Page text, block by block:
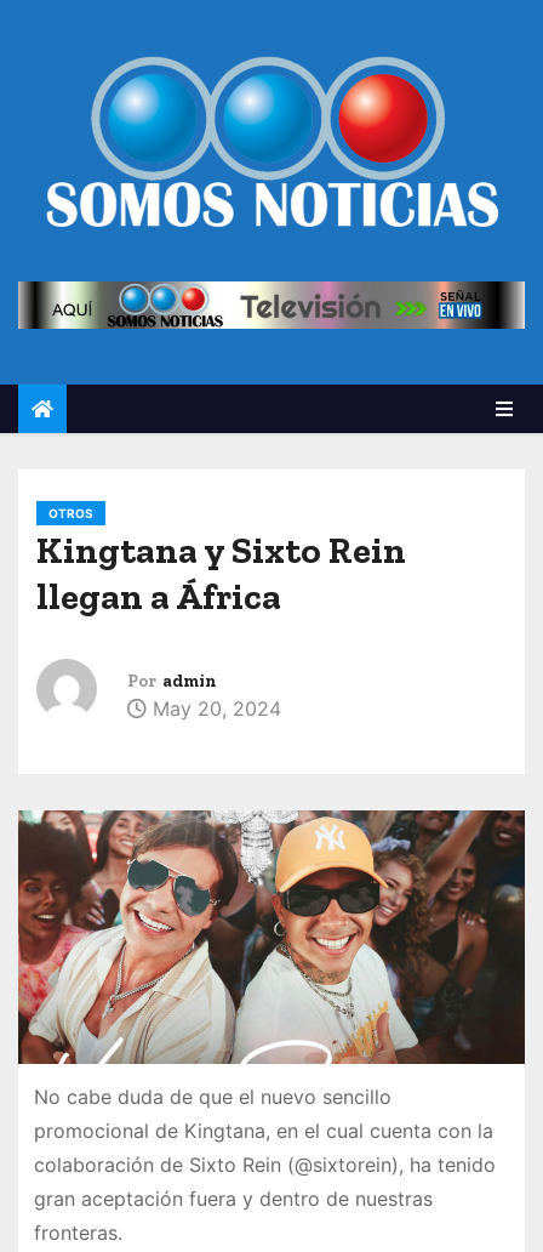
OTROS
Kingtana y Sixto Rein
llegan a África
Por admin
May 20, 2024
No cabe duda de que el nuevo sencillo
promocional de Kingtana, en el cual cuenta con la
colaboración de Sixto Rein (@sixtorein), ha tenido
gran aceptación fuera y dentro de nuestras
fronteras.